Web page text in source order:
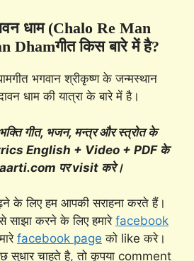
धाम (Chalo Re Man
Dhamगीत किस बारे में है?
भगवान श्रीकृष्ण के जन्मस्थान
धाम की यात्रा के बारे में है।
गीत, भजन, मन्त्र और स्त्रोत के
English + Video + PDF के
पर visit करे।
के लिए हम आपकी सराहना करते हैं।
करने के लिए हमारे facebook
facebook page को like करे।
चाहते है, तो कृपया comment